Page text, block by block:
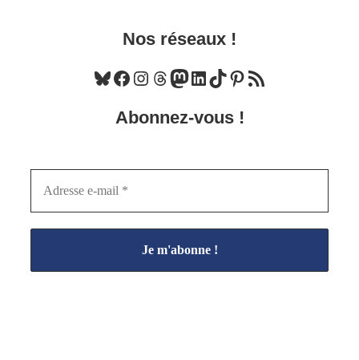
Nos réseaux !
Bluesky Facebook Instagram Threads Mastodon LinkedIn TikTok Pinterest Flux RSS
Abonnez-vous !